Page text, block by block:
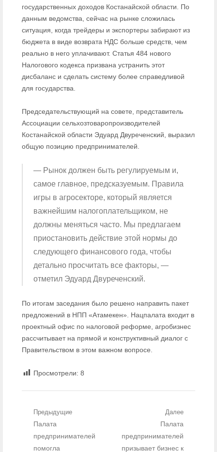
государственных доходов Костанайской области. По
данным ведомства, сейчас на рынке сложилась
ситуация, когда трейдеры и экспортеры забирают из
бюджета в виде возврата НДС больше средств, чем
реально в него уплачивают. Статья 484 нового
Налогового кодекса призвана устранить этот
дисбаланс и сделать систему более справедливой
для государства.
Председательствующий на совете, представитель
Ассоциации сельхозтоваропроизводителей
Костанайской области Эдуард Двуреченский, выразил
общую позицию предпринимателей.
— Рынок должен быть регулируемым и,
самое главное, предсказуемым. Правила
игры в агросекторе, который является
важнейшим налогоплательщиком, не
должны меняться часто. Мы предлагаем
приостановить действие этой нормы до
следующего финансового года, чтобы
детально просчитать все факторы, —
отметил Эдуард Двуреченский.
По итогам заседания было решено направить пакет
предложений в НПП «Атамекен». Нацпалата входит в
проектный офис по налоговой реформе, агробизнес
рассчитывает на прямой и конструктивный диалог с
Правительством в этом важном вопросе.
Просмотрели: 8
Навигация по записям
Предыдущие
Предыдущий пост:
Палата
предпринимателей
помогла
Далее
Следующий
пост:
Палата
предпринимателей
призывает бизнес к